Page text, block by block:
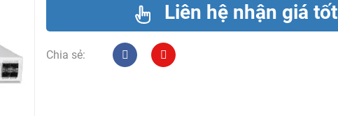
Liên hệ nhận giá tốt
Chia sẻ: